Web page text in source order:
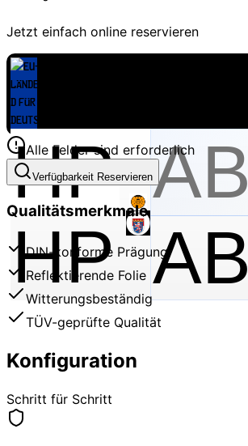
Jetzt einfach online reservieren
HP AB
Alle Felder sind erforderlich
Verfügbarkeit Reservieren
Qualitätsmerkmale
DIN-konforme Prägung
Reflektierende Folie
Witterungsbeständig
TÜV-geprüfte Qualität
Konfiguration
Schritt für Schritt